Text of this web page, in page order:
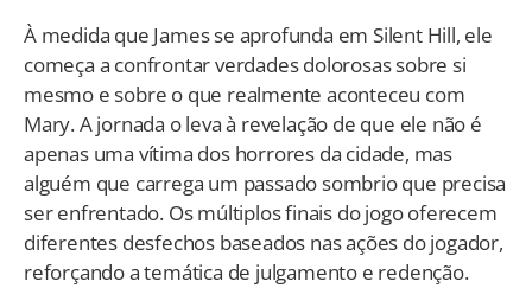
À medida que James se aprofunda em Silent Hill, ele
começa a confrontar verdades dolorosas sobre si
mesmo e sobre o que realmente aconteceu com
Mary. A jornada o leva à revelação de que ele não é
apenas uma vítima dos horrores da cidade, mas
alguém que carrega um passado sombrio que precisa
ser enfrentado. Os múltiplos finais do jogo oferecem
diferentes desfechos baseados nas ações do jogador,
reforçando a temática de julgamento e redenção.